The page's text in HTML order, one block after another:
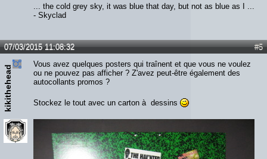
... the cold grey sky, it was blue that day, but not as blue as I ...
- Skyclad
#5
07/03/2015 11:08:32
kikithehead
Vous avez quelques posters qui traînent et que vous ne voulez
ou ne pouvez pas afficher ? Z'avez peut-être également des
autocollants promos ?
Stockez le tout avec un carton à dessins